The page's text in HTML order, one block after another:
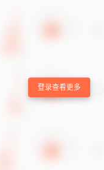
登录查看更多